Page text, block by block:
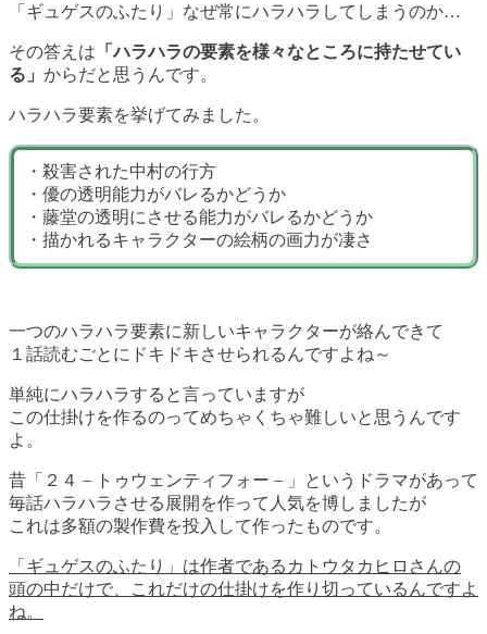
「ギュゲスのふたり」なぜ常にハラハラしてしまうのか…
その答えは 「ハラハラの要素を様々なところに持たせてい
る」 からだと思うんです。
ハラハラ要素を挙げてみました。
・殺害された中村の行方
・優の透明能力がバレるかどうか
・藤堂の透明にさせる能力がバレるかどうか
・描かれるキャラクターの絵柄の画力が凄さ
一つのハラハラ要素に新しいキャラクターが絡んできて
１話読むごとにドキドキさせられるんですよね～
単純にハラハラすると言っていますが
この仕掛けを作るのってめちゃくちゃ難しいと思うんです
よ。
昔「２４－トゥウェンティフォー－」というドラマがあって
毎話ハラハラさせる展開を作って人気を博しましたが
これは多額の製作費を投入して作ったものです。
「ギュゲスのふたり」は作者であるカトウタカヒロさんの
頭の中だけで、これだけの仕掛けを作り切っているんですよ
ね。